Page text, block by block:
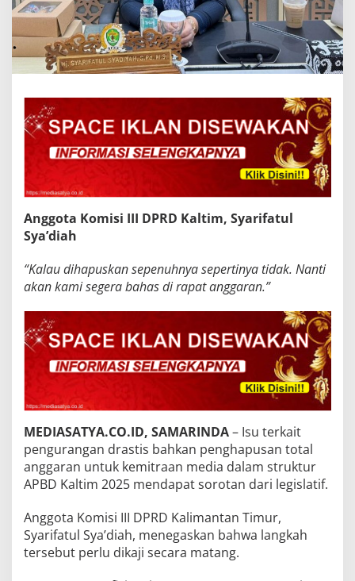
Anggota Komisi III DPRD Kaltim, Syarifatul
Sya’diah
“Kalau dihapuskan sepenuhnya sepertinya tidak. Nanti
akan kami segera bahas di rapat anggaran.”
MEDIASATYA.CO.ID, SAMARINDA– Isu terkait
pengurangan drastis bahkan penghapusan total
anggaran untuk kemitraan media dalam struktur
APBD Kaltim 2025 mendapat sorotan dari legislatif.
Anggota Komisi III DPRD Kalimantan Timur,
Syarifatul Sya’diah, menegaskan bahwa langkah
tersebut perlu dikaji secara matang.